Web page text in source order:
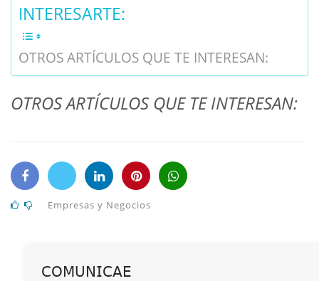
INTERESARTE:
OTROS ARTÍCULOS QUE TE INTERESAN:
OTROS ARTÍCULOS QUE TE INTERESAN:
Empresas y Negocios
𝖢𝖮𝖬𝖴𝖭𝖨𝖢𝖠𝖤